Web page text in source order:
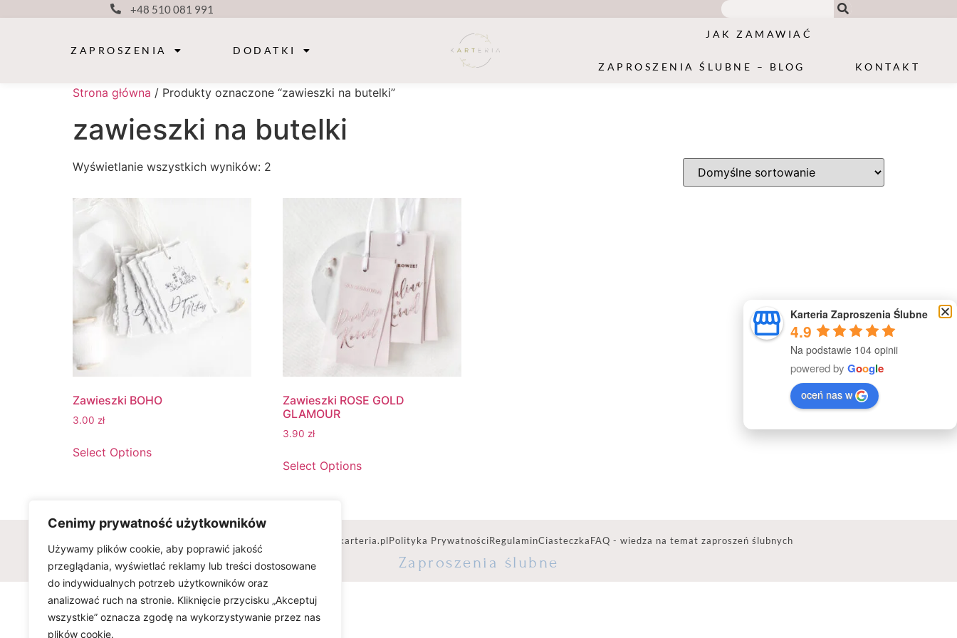
Cenimy prywatność użytkowników
Używamy plików cookie, aby poprawić jakość
przeglądania, wyświetlać reklamy lub treści dostosowane
do indywidualnych potrzeb użytkowników oraz
analizować ruch na stronie. Kliknięcie przycisku „Akceptuj
wszystkie” oznacza zgodę na wykorzystywanie przez nas
plików cookie.
+48 510 081 991
ZAPROSZENIA DODATKI
JAK ZAMAWIAĆ
ZAPROSZENIA ŚLUBNE – BLOG KONTAKT
Strona główna / Produkty oznaczone “zawieszki na butelki”
zawieszki na butelki
Wyświetlanie wszystkich wyników: 2
Zawieszki BOHO
3.00 zł
Select Options
Zawieszki ROSE GOLD
GLAMOUR
3.90 zł
Select Options
Wszelkie prawa zastrzeżone © www.karteria.plPolityka PrywatnościRegulaminCiasteczkaFAQ - wiedza na temat zaproszeń ślubnych
Zaproszenia ślubne
Karteria Zaproszenia Ślubne
4.9
Na podstawie 104 opinii
powered by Google
oceń nas w